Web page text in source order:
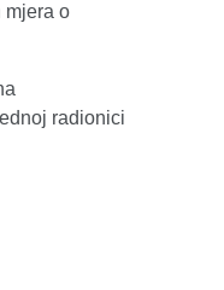
mjera o
radionici